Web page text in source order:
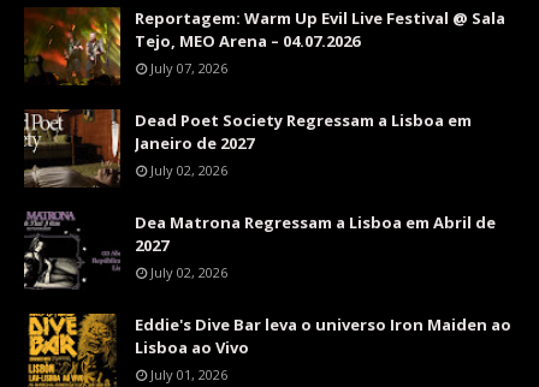
Reportagem: Warm Up Evil Live Festival @ Sala
Tejo, MEO Arena – 04.07.2026
July 07, 2026
Dead Poet Society Regressam a Lisboa em
Janeiro de 2027
July 02, 2026
Dea Matrona Regressam a Lisboa em Abril de
2027
July 02, 2026
Eddie's Dive Bar leva o universo Iron Maiden ao
Lisboa ao Vivo
July 01, 2026